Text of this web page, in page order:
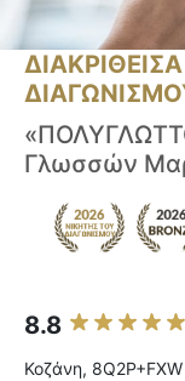
ΔΙΑΓΩΝΙΣΜΟΥ
Γλωσσών
8.8
Κοζάνη,